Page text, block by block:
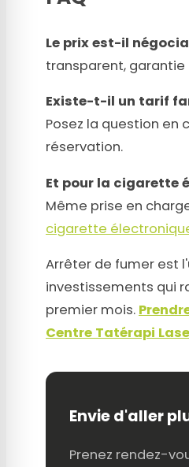
Le prix est-il
transparent, garantie
Existe-t-il un tarif
Posez la question en
réservation.
Et pour la cigarette
Même prise en
cigarette
Arrêter de fumer est
investissements qui
premier mois.
Centre Tatérapi
Envie d'aller
Prenez rendez-